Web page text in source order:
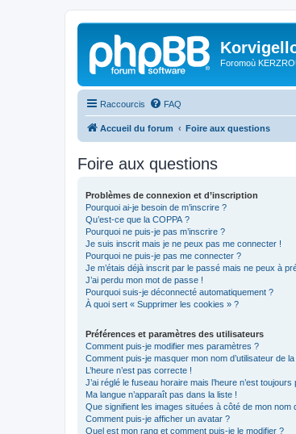
Foromoù
Raccourcis FAQ
Accueil du forum Foire aux questions
Foire aux questions
Problèmes de connexion et d’inscription
Pourquoi ai-je besoin de m’inscrire ?
Qu’est-ce que la COPPA ?
Pourquoi ne puis-je pas m’inscrire ?
Je suis inscrit mais je ne peux pas me connecter !
Pourquoi ne puis-je pas me connecter ?
Je m’étais déjà inscrit par le passé mais ne peux à
J’ai perdu mon mot de passe !
Pourquoi suis-je déconnecté automatiquement ?
À quoi sert « Supprimer les cookies » ?
Préférences et paramètres des utilisateurs
Comment puis-je modifier mes paramètres ?
Comment puis-je masquer mon nom d’utilisateur de
L’heure n’est pas correcte !
J’ai réglé le fuseau horaire mais l’heure n’est
Ma langue n’apparaît pas dans la liste !
Que signifient les images situées à côté de mon nom
Comment puis-je afficher un avatar ?
Quel est mon rang et comment puis-je le modifier ?